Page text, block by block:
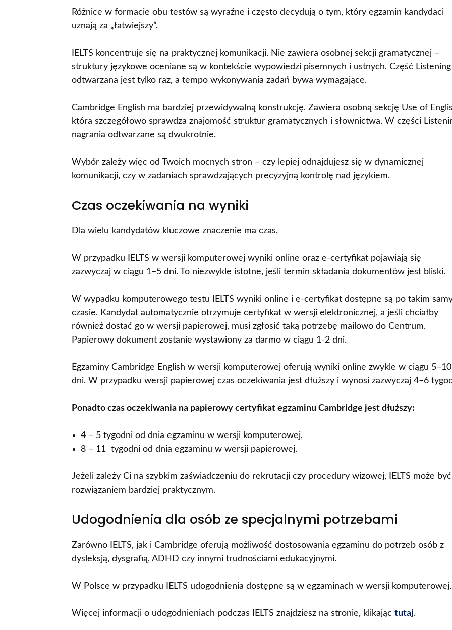
Różnice w formacie obu testów są wyraźne i często decydują o tym, który egzamin kandydaci
uznają za „łatwiejszy”.
IELTS koncentruje się na praktycznej komunikacji. Nie zawiera osobnej sekcji gramatycznej –
struktury językowe oceniane są w kontekście wypowiedzi pisemnych i ustnych. Część Listening
odtwarzana jest tylko raz, a tempo wykonywania zadań bywa wymagające.
Cambridge English ma bardziej przewidywalną konstrukcję. Zawiera osobną sekcję Use of
która szczegółowo sprawdza znajomość struktur gramatycznych i słownictwa. W części
nagrania odtwarzane są dwukrotnie.
Wybór zależy więc od Twoich mocnych stron – czy lepiej odnajdujesz się w dynamicznej
komunikacji, czy w zadaniach sprawdzających precyzyjną kontrolę nad językiem.
Czas oczekiwania na wyniki
Dla wielu kandydatów kluczowe znaczenie ma czas.
W przypadku IELTS w wersji komputerowej wyniki online oraz e-certyfikat pojawiają się
zazwyczaj w ciągu 1–5 dni. To niezwykle istotne, jeśli termin składania dokumentów jest bliski.
W wypadku komputerowego testu IELTS wyniki online i e-certyfikat dostępne są po takim
czasie. Kandydat automatycznie otrzymuje certyfikat w wersji elektronicznej, a jeśli chciałby
również dostać go w wersji papierowej, musi zgłosić taką potrzebę mailowo do Centrum.
Papierowy dokument zostanie wystawiony za darmo w ciągu 1-2 dni.
Egzaminy Cambridge English w wersji komputerowej oferują wyniki online zwykle w ciągu 5–10
dni. W przypadku wersji papierowej czas oczekiwania jest dłuższy i wynosi zazwyczaj 4–6
Ponadto czas oczekiwania na papierowy certyfikat egzaminu Cambridge jest dłuższy:
4 – 5 tygodni od dnia egzaminu w wersji komputerowej,
8 – 11 tygodni od dnia egzaminu w wersji papierowej.
Jeżeli zależy Ci na szybkim zaświadczeniu do rekrutacji czy procedury wizowej, IELTS może być
rozwiązaniem bardziej praktycznym.
Udogodnienia dla osób ze specjalnymi potrzebami
Zarówno IELTS, jak i Cambridge oferują możliwość dostosowania egzaminu do potrzeb osób z
dysleksją, dysgrafią, ADHD czy innymi trudnościami edukacyjnymi.
W Polsce w przypadku IELTS udogodnienia dostępne są w egzaminach w wersji komputerowej.
Więcej informacji o udogodnieniach podczas IELTS znajdziesz na stronie, klikając tutaj.